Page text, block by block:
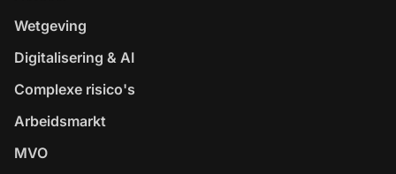
Wetgeving
Digitalisering & AI
Complexe risico's
Arbeidsmarkt
MVO